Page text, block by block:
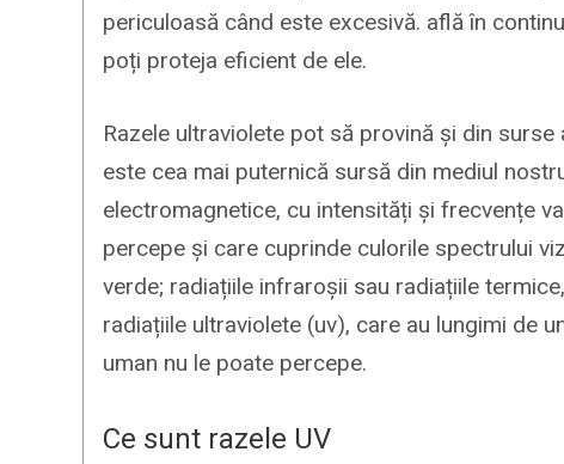
periculoasă când este excesivă. află în
poți proteja eficient de ele.
Razele ultraviolete pot să provină și din
este cea mai puternică sursă din mediul
electromagnetice, cu intensități și frecvențe
percepe și care cuprinde culorile spectrului
verde; radiațiile infraroșii sau radiațiile
radiațiile ultraviolete (uv), care au lungimi de
uman nu le poate percepe.
Ce sunt razele UV